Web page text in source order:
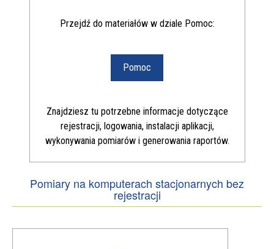
PomocPrzejdź do materiałów w dziale Pomoc:
Pomoc
Znajdziesz tu potrzebne informacje dotyczące
rejestracji, logowania, instalacji aplikacji,
wykonywania pomiarów i generowania raportów.
Pomiary na komputerach stacjonarnych bez
rejestracji